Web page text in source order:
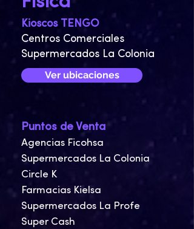
Kioscos TENGO
Centros Comerciales
Supermercados La Colonia
Ver ubicaciones
Puntos de Venta
Agencias Ficohsa
Supermercados La Colonia
Circle K
Farmacias Kielsa
Supermercados La Profe
Super Cash